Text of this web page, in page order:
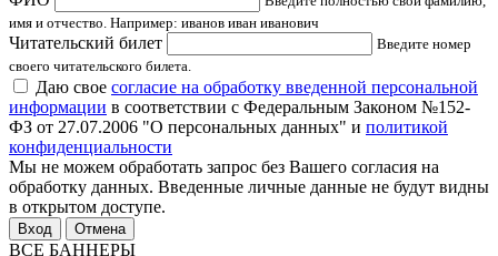
имя и отчество. Например: иванов иван иванович
Читательский билет
Введите номер
своего читательского билета.
Даю свое согласие на обработку введенной персональной
информации в соответствии с Федеральным Законом №152-
ФЗ от 27.07.2006 "О персональных данных" и политикой
конфиденциальности
Мы не можем обработать запрос без Вашего согласия на
обработку данных. Введенные личные данные не будут видны
в открытом доступе.
Отмена
ВСЕ БАННЕРЫ